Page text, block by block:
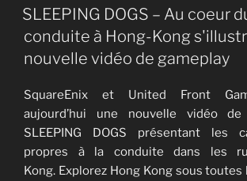
LE
SLEEPING DOGS – Au coeur
conduite à Hong-Kong
nouvelle vidéo de gameplay
SquareEnix et United Front
aujourd’hui une nouvelle vidéo
SLEEPING DOGS présentant les
propres à la conduite dans les
Kong. Explorez Hong Kong sous